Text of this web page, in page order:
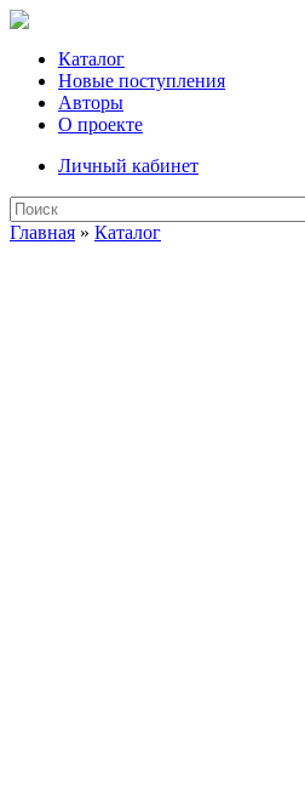
Каталог
Новые поступления
Авторы
О проекте
Личный кабинет
Главная » Каталог